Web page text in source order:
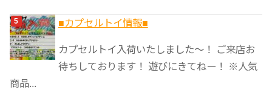
■カプセルトイ情報■
カプセルトイ入荷いたしました〜！ ご来店お
待ちしております！ 遊びにきてねー！ ※人気
商品...